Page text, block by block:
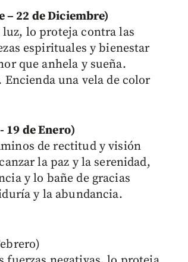
– 22 de Diciembre)
luz, lo proteja contra las
espirituales y bienestar
que anhela y sueña.
una vela de color
19 de Enero)
de rectitud y visión
la paz y la serenidad,
y lo bañe de gracias
y la abundancia.